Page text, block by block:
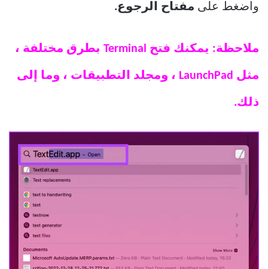
واضغط على مفتاح الرجوع.
ملاحظة: يمكنك فتح Terminal بطرق مختلفة ،
مثل LaunchPad ، ومجلد التطبيقات ، وما إلى
ذلك.